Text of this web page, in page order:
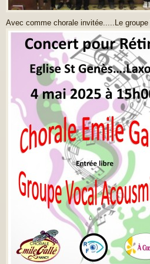
Avec comme chorale invitée.....Le